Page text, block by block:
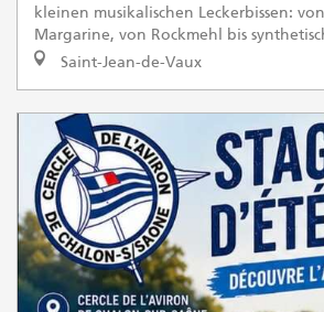
kleinen musikalischen Leckerbissen:
Margarine, von Rockmehl bis
Saint-Jean-de-Vaux